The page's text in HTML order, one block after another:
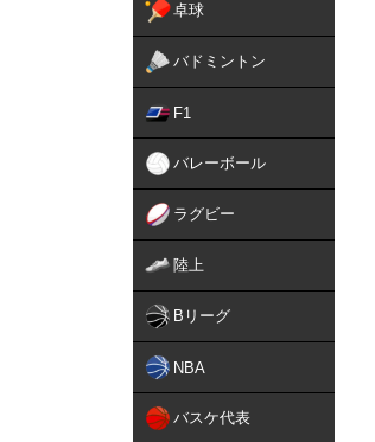
卓球
バドミントン
F1
バレーボール
ラグビー
陸上
Bリーグ
NBA
バスケ代表